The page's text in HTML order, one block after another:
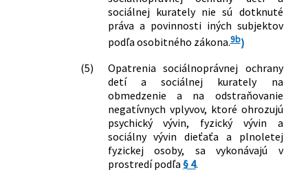
sociálnej kurately nie sú dotknuté
práva a povinnosti iných subjektov
podľa osobitného zákona.9b)
(5)
Opatrenia sociálnoprávnej ochrany
detí a sociálnej kurately na
obmedzenie a na odstraňovanie
negatívnych vplyvov, ktoré ohrozujú
psychický vývin, fyzický vývin a
sociálny vývin dieťaťa a plnoletej
fyzickej osoby, sa vykonávajú v
prostredí podľa § 4.